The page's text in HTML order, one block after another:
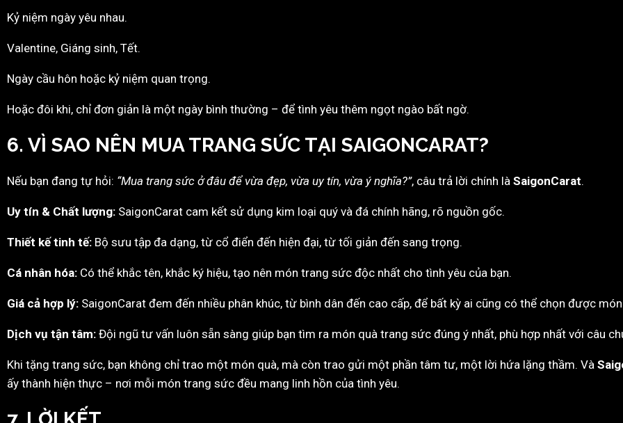
Kỷ niệm ngày yêu nhau.
Valentine, Giáng sinh, Tết.
Ngày cầu hôn hoặc kỷ niệm quan trọng.
Hoặc đôi khi, chỉ đơn giản là một ngày bình thường – để tình yêu thêm ngọt ngào bất ngờ.
6. VÌ SAO NÊN MUA TRANG SỨC TẠI SAIGONCARAT?
Nếu bạn đang tự hỏi: “Mua trang sức ở đâu để vừa đẹp, vừa uy tín, vừa ý nghĩa?”, câu trả lời chính là SaigonCarat.
Uy tín & Chất lượng: SaigonCarat cam kết sử dụng kim loại quý và đá chính hãng, rõ nguồn gốc.
Thiết kế tinh tế: Bộ sưu tập đa dạng, từ cổ điển đến hiện đại, từ tối giản đến sang trọng.
Cá nhân hóa: Có thể khắc tên, khắc ký hiệu, tạo nên món trang sức độc nhất cho tình yêu của bạn.
Giá cả hợp lý: SaigonCarat đem đến nhiều phân khúc, từ bình dân đến cao cấp, để bất kỳ ai cũng có thể chọn được
Dịch vụ tận tâm: Đội ngũ tư vấn luôn sẵn sàng giúp bạn tìm ra món quà trang sức đúng ý nhất, phù hợp nhất với câu
Khi tặng trang sức, bạn không chỉ trao một món quà, mà còn trao gửi một phần tâm tư, một lời hứa lặng thầm. Và
ấy thành hiện thực – nơi mỗi món trang sức đều mang linh hồn của tình yêu.